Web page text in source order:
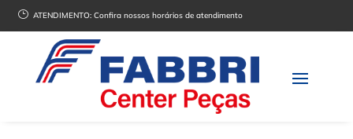
} ATENDIMENTO:Confira nossos horários de atendimento